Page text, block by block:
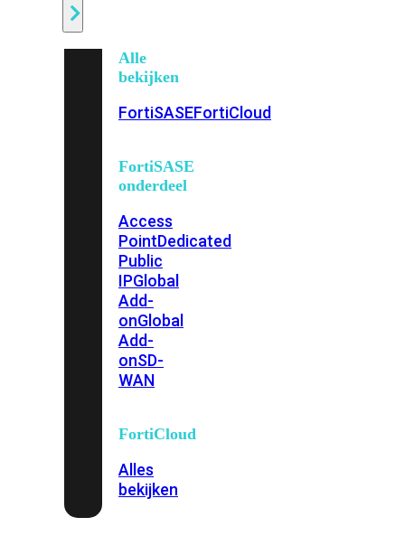
Alle
bekijken
FortiSASEFortiCloud
FortiSASE
onderdeel
Access
PointDedicated
Public
IPGlobal
Add-
onGlobal
Add-
onSD-
WAN
FortiCloud
Alles
bekijken